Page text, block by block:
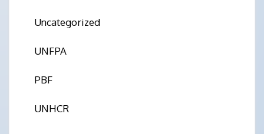
Uncategorized
UNFPA
PBF
UNHCR